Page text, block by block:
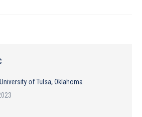
of Tulsa, Oklahoma